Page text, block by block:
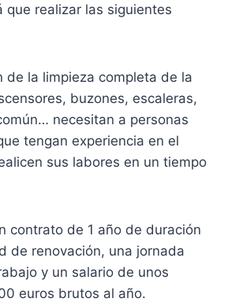
que realizar las siguientes
de la limpieza completa de la
buzones, escaleras,
necesitan a personas
tengan experiencia en el
sus labores en un tiempo
contrato de 1 año de duración
de renovación, una jornada
y un salario de unos
euros brutos al año.